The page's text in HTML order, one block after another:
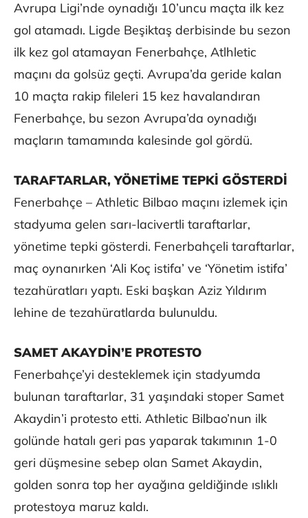
Avrupa Ligi’nde oynadığı 10’uncu maçta ilk kez
gol atamadı. Ligde Beşiktaş derbisinde bu sezon
ilk kez gol atamayan Fenerbahçe, Atlhletic
maçını da golsüz geçti. Avrupa’da geride kalan
10 maçta rakip fileleri 15 kez havalandıran
Fenerbahçe, bu sezon Avrupa’da oynadığı
maçların tamamında kalesinde gol gördü.
TARAFTARLAR, YÖNETİME TEPKİ GÖSTERDİ
Fenerbahçe – Athletic Bilbao maçını izlemek için
stadyuma gelen sarı-lacivertli taraftarlar,
yönetime tepki gösterdi. Fenerbahçeli taraftarlar,
maç oynanırken ‘Ali Koç istifa’ ve ‘Yönetim istifa’
tezahüratları yaptı. Eski başkan Aziz Yıldırım
lehine de tezahüratlarda bulunuldu.
SAMET AKAYDİN’E PROTESTO
Fenerbahçe’yi desteklemek için stadyumda
bulunan taraftarlar, 31 yaşındaki stoper Samet
Akaydin’i protesto etti. Athletic Bilbao’nun ilk
golünde hatalı geri pas yaparak takımının 1-0
geri düşmesine sebep olan Samet Akaydin,
golden sonra top her ayağına geldiğinde ıslıklı
protestoya maruz kaldı.